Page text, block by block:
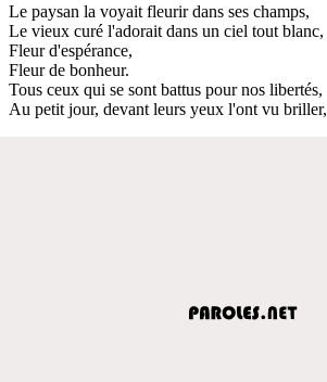
Le paysan la voyait fleurir dans ses champs,
Le vieux curé l'adorait dans un ciel tout blanc,
Fleur d'espérance,
Fleur de bonheur.
Tous ceux qui se sont battus pour nos libertés,
Au petit jour, devant leurs yeux l'ont vu briller,